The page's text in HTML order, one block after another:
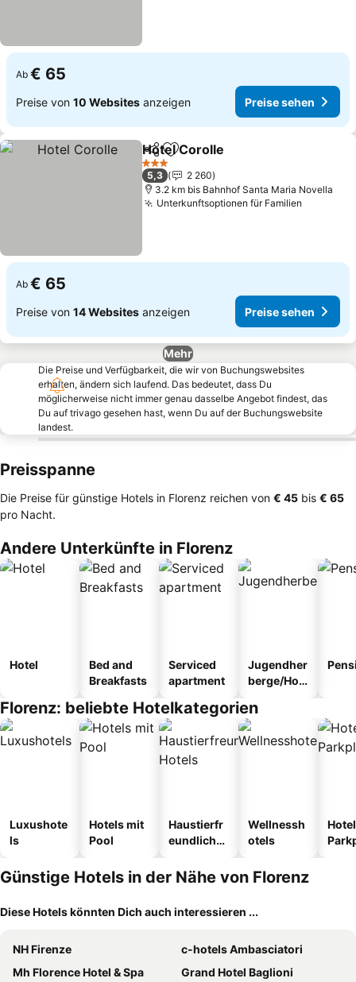
Ab € 65
Preise von 10 Websites anzeigen Preise sehen
TeilenZu Favoriten hinzufügen
Hotel Corolle
3 Sterne
5,3
2 260
3.2 km bis Bahnhof Santa Maria Novella
Unterkunftsoptionen für Familien
Ab € 65
Preise von 14 Websites anzeigen Preise sehen
Mehr
Die Preise und Verfügbarkeit, die wir von Buchungswebsites
erhalten, ändern sich laufend. Das bedeutet, dass Du
möglicherweise nicht immer genau dasselbe Angebot findest, das
Du auf trivago gesehen hast, wenn Du auf der Buchungswebsite
landest.
Preisspanne
Die Preise für günstige Hotels in Florenz reichen von ‎€ 45 bis ‎€ 65
pro Nacht.
Andere Unterkünfte in Florenz
Hotel
Bed and
Breakfasts
Serviced
apartment
Jugendher
berge/Hos
Florenz: beliebte Hotelkategorien
Luxushote
ls
Hotels mit
Pool
Haustierfr
eundliche
Wellnessh
otels
Günstige Hotels in der Nähe von Florenz
Diese Hotels könnten Dich auch interessieren ...
NH Firenze
c-hotels Ambasciatori
Mh Florence Hotel & Spa
Grand Hotel Baglioni